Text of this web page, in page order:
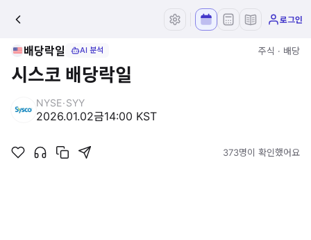
로그인
배당락일 AI 분석 주식 · 배당
시스코 배당락일
NYSE·SYY
2026.01.02금14:00 KST
373명이 확인했어요